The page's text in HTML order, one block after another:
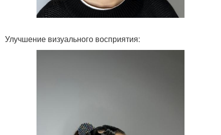
Улучшение визуального восприятия: